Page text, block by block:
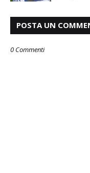
POSTA UN
0 Commenti